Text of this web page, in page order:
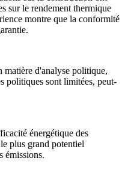
sur le rendement thermique
montre que la conformité
matière d'analyse politique,
politiques sont limitées, peut-
énergétique des
plus grand potentiel
émissions.